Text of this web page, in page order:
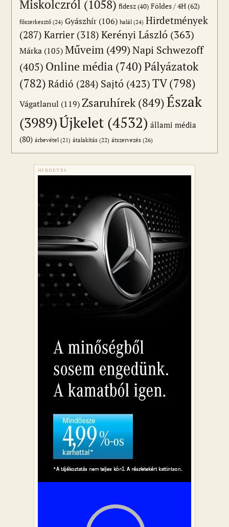
Miskolczról (1058) fidesz(40) Földes / 4H(62)
főszerkesztő (24) Gyászhír (106) halál (24) Hirdetmények
(287) Karrier(318) Kerényi László (363)
Márka (105) Műveim (499)Napi Schwezoff
(405) Online média (740)Pályázatok
(782) Rádió (284) Sajtó (423)TV(798)
Vágatlanul (119)Zsaruhírek(849)Észak
(3989)Újkelet (4532) állami média
(80) árbevétel (21) átalakítás (22) átszervezés (26)
HIRDETÉS